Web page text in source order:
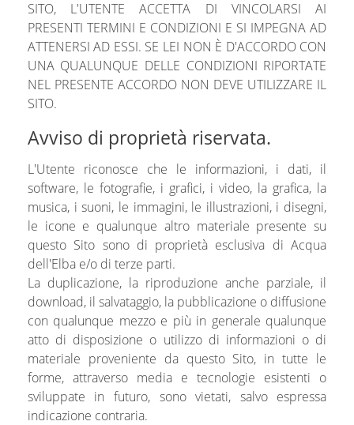
SITO, L'UTENTE ACCETTA DI VINCOLARSI AI
PRESENTI TERMINI E CONDIZIONI E SI IMPEGNA AD
ATTENERSI AD ESSI. SE LEI NON È D'ACCORDO CON
UNA QUALUNQUE DELLE CONDIZIONI RIPORTATE
NEL PRESENTE ACCORDO NON DEVE UTILIZZARE IL
SITO.
Avviso di proprietà riservata.
L'Utente riconosce che le informazioni, i dati, il
software, le fotografie, i grafici, i video, la grafica, la
musica, i suoni, le immagini, le illustrazioni, i disegni,
le icone e qualunque altro materiale presente su
questo Sito sono di proprietà esclusiva di Acqua
dell'Elba e/o di terze parti.
La duplicazione, la riproduzione anche parziale, il
download, il salvataggio, la pubblicazione o diffusione
con qualunque mezzo e più in generale qualunque
atto di disposizione o utilizzo di informazioni o di
materiale proveniente da questo Sito, in tutte le
forme, attraverso media e tecnologie esistenti o
sviluppate in futuro, sono vietati, salvo espressa
indicazione contraria.